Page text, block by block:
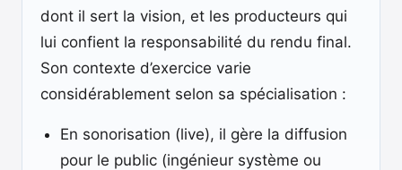
dont il sert la vision, et les producteurs qui
lui confient la responsabilité du rendu final.
Son contexte d’exercice varie
considérablement selon sa spécialisation :
En sonorisation (live), il gère la diffusion
pour le public (ingénieur système ou